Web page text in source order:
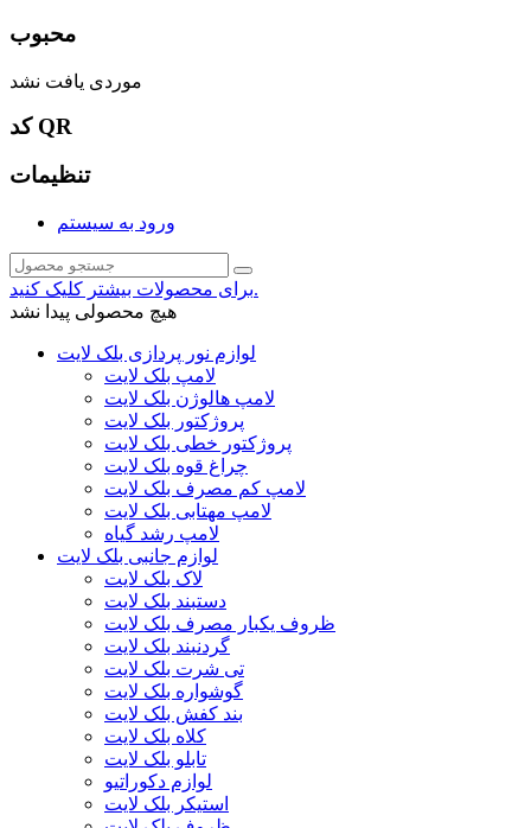
محبوب
موردی یافت نشد
کد QR
تنظیمات
ورود به سیستم
برای محصولات بیشتر کلیک کنید.
هیچ محصولی پیدا نشد
لوازم نور پردازی بلک لایت
لامپ بلک لایت
لامپ هالوژن بلک لایت
پروژکتور بلک لایت
پروژکتور خطی بلک لایت
چراغ قوه بلک لایت
لامپ کم مصرف بلک لایت
لامپ مهتابی بلک لایت
لامپ رشد گیاه
لوازم جانبی بلک لایت
لاک بلک لایت
دستبند بلک لایت
ظروف یکبار مصرف بلک لایت
گردنبند بلک لایت
تی شرت بلک لایت
گوشواره بلک لایت
بند کفش بلک لایت
کلاه بلک لایت
تابلو بلک لایت
لوازم دکوراتیو
استیکر بلک لایت